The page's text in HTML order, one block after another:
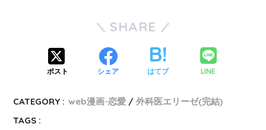
SHARE
ポスト シェア はてブ LINE
CATEGORY : web漫画-恋愛
外科医エリーゼ(完結)
TAGS :